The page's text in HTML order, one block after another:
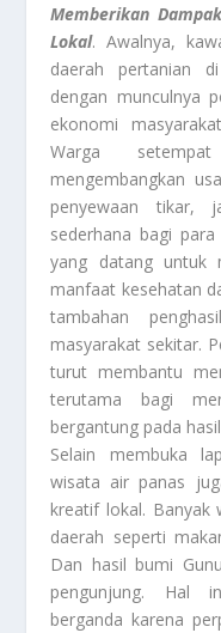
Memberikan
Lokal. Awalnya,
daerah pertanian
dengan munculnya
ekonomi
Warga
mengembangkan
penyewaan tikar,
sederhana bagi
yang datang untuk
manfaat kesehatan
tambahan
masyarakat sekitar.
turut membantu
terutama bagi
bergantung pada
Selain membuka
wisata air panas
kreatif lokal. Banyak
daerah seperti
Dan hasil bumi
pengunjung. Hal
berganda karena